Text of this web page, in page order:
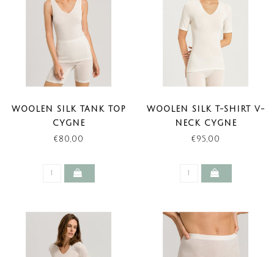
WOOLEN SILK TANK TOP
CYGNE
€80,00
WOOLEN SILK T-SHIRT V-
NECK CYGNE
€95,00